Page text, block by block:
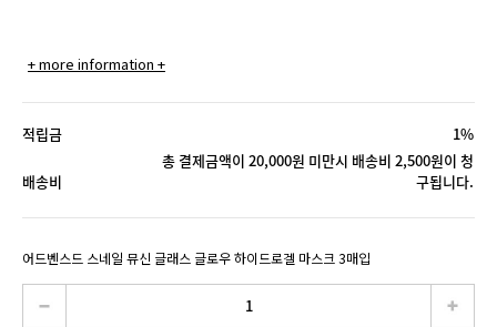
+ more information +
적립금 1%
배송비
총 결제금액이 20,000원 미만시 배송비 2,500원이 청
구됩니다.
어드벤스드 스네일 뮤신 글래스 글로우 하이드로겔 마스크 3매입